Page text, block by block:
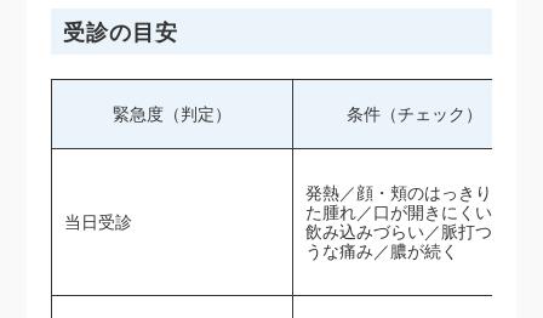
受診の目安
緊急度（判定） 条件（チェック）
当日受診
発熱／顔・頬のはっきりし
た腫れ／口が開きにくい／
飲み込みづらい／脈打つよ
うな痛み／膿が続く